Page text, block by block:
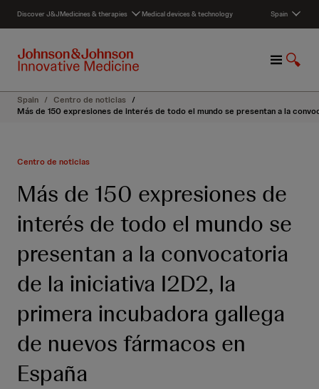
c
Discover J&JMedicines & therapies Medical devices & technology Spain
M
n
u
S
o
w
Spain / Centro de noticias /
Más de 150 expresiones de interés de todo el mundo se presentan a la
Centro de noticias
Más de 150 expresiones de
interés de todo el mundo se
presentan a la convocatoria
de la iniciativa I2D2, la
primera incubadora gallega
de nuevos fármacos en
España